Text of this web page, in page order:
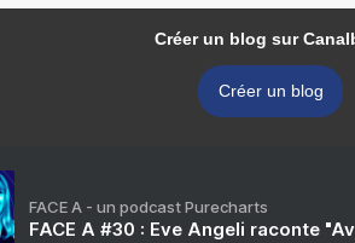
Créer un blog sur
Créer un blog
FACE A - un podcast Purecharts
FACE A #30 : Eve Angeli raconte